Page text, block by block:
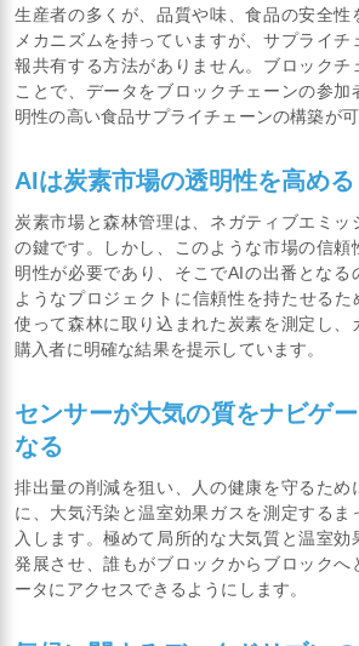
生産者の多くが、品質や味、食品の安全性
メカニズムを持っていますが、サプライ
報共有する方法がありません。ブロックチ
ことで、データをブロックチェーンの参加
明性の高い食品サプライチェーンの構築が可
AIは炭素市場の透明性を高める
炭素市場と森林管理は、ネガティブエミッ
の鍵です。しかし、このような市場の信頼
明性が必要であり、そこでAIの出番となる
ようなプロジェクトに信頼性を持たせる
使って森林に取り込まれた炭素を測定し、
購入者に明確な結果を提示しています。
センサーが大気の質をナビゲ
なる
排出量の削減を狙い、人の健康を守るため
に、大気汚染と温室効果ガスを測定するま
入します。極めて局所的な大気質と温室効
発展させ、誰もがブロックからブロックへ
ータにアクセスできるようにします。